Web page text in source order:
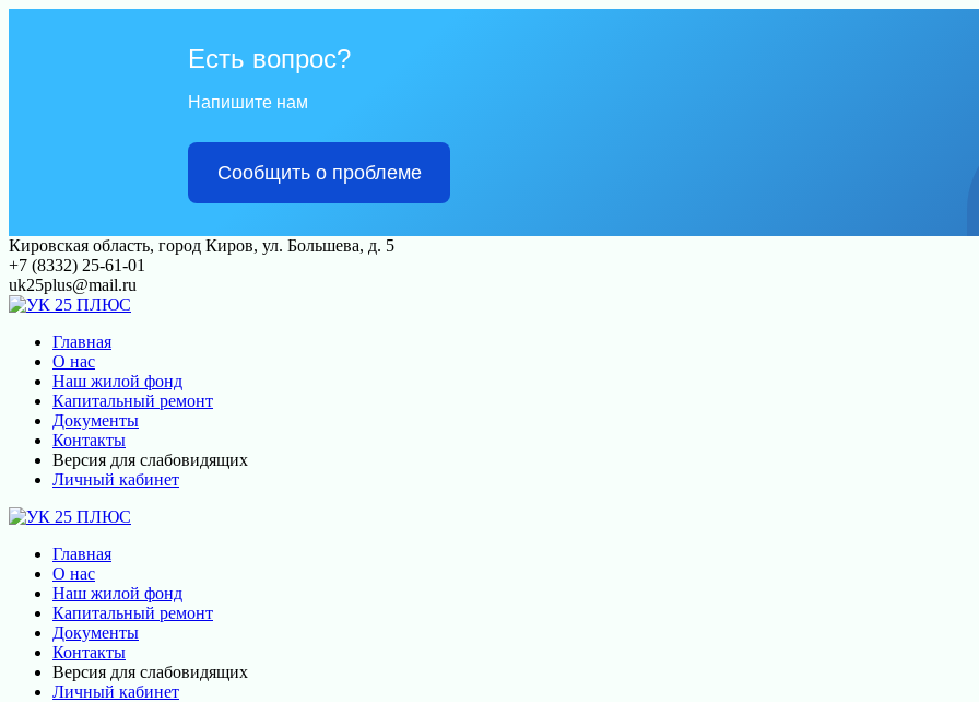
Есть вопрос?
Напишите нам
Сообщить о проблеме
Перейти
к
контенту
Кировская область, город Киров, ул. Большева, д. 5
+7 (8332) 25-61-01
uk25plus@mail.ru
Главная
О нас
Наш жилой фонд
Капитальный ремонт
Документы
Контакты
Версия для слабовидящих
Личный кабинет
Главная
О нас
Наш жилой фонд
Капитальный ремонт
Документы
Контакты
Версия для слабовидящих
Личный кабинет